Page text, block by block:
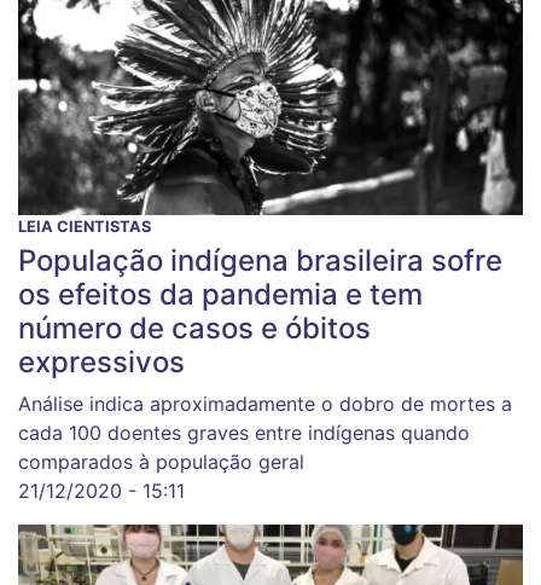
LEIA CIENTISTAS
População indígena brasileira sofre
os efeitos da pandemia e tem
número de casos e óbitos
expressivos
Análise indica aproximadamente o dobro de mortes a
cada 100 doentes graves entre indígenas quando
comparados à população geral
21/12/2020 - 15:11